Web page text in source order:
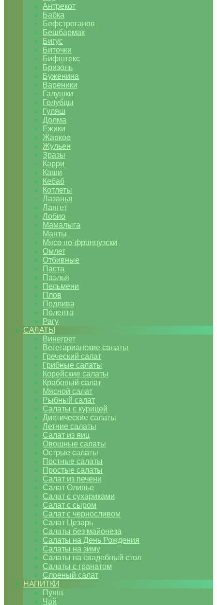
Антрекот
Бабка
Бефстроганов
Бешбармак
Бигус
Биточки
Бифштекс
Бризоль
Буженина
Вареники
Галушки
Голубцы
Гуляш
Долма
Ежики
Жаркое
Жульен
Зразы
Карри
Каши
Кебаб
Котлеты
Лазанья
Лангет
Лобио
Мамалыга
Манты
Мясо по-французски
Омлет
Отбивные
Паста
Паэлья
Пельмени
Плов
Подлива
Полента
Рагу
САЛАТЫ
Винегрет
Вегетарианские салаты
Греческий салат
Грибные салаты
Корейские салаты
Крабовый салат
Мясной салат
Рыбный салат
Салаты с курицей
Диетические салаты
Летние салаты
Салат из яиц
Овощные салаты
Острые салаты
Постные салаты
Простые салаты
Салат из печени
Салат Оливье
Салат с сухариками
Салат с сыром
Салат с черносливом
Салат Цезарь
Салаты без майонеза
Салаты на День Рождения
Салаты на зиму
Салаты на свадебный стол
Салаты с гранатом
Слоеный салат
НАПИТКИ
Пунш
Чай